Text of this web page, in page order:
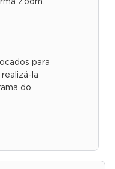
para
la
do